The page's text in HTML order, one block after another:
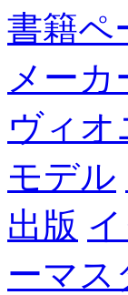
書籍ペ
メー
ヴィオ
モデル
出版
ーマス